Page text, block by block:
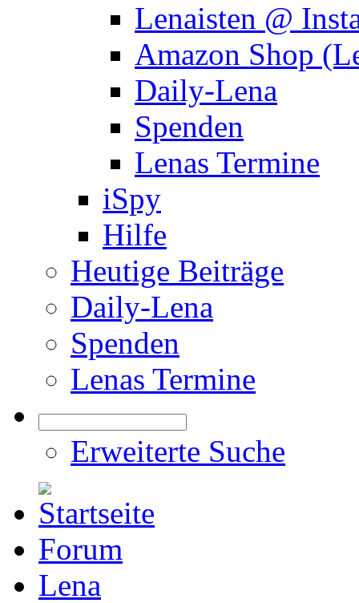
Lenaisten @
Amazon Shop
Daily-Lena
Spenden
Lenas Termine
iSpy
Hilfe
Heutige Beiträge
Daily-Lena
Spenden
Lenas Termine
Erweiterte Suche
Forum
Lena